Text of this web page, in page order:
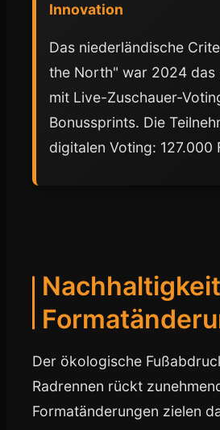
Innovation
Das niederländische
the North" war 2024 das
mit Live-Zuschauer-
Bonussprints. Die
digitalen Voting: 127.000
Der ökologische
Radrennen rückt
Formatänderungen zielen